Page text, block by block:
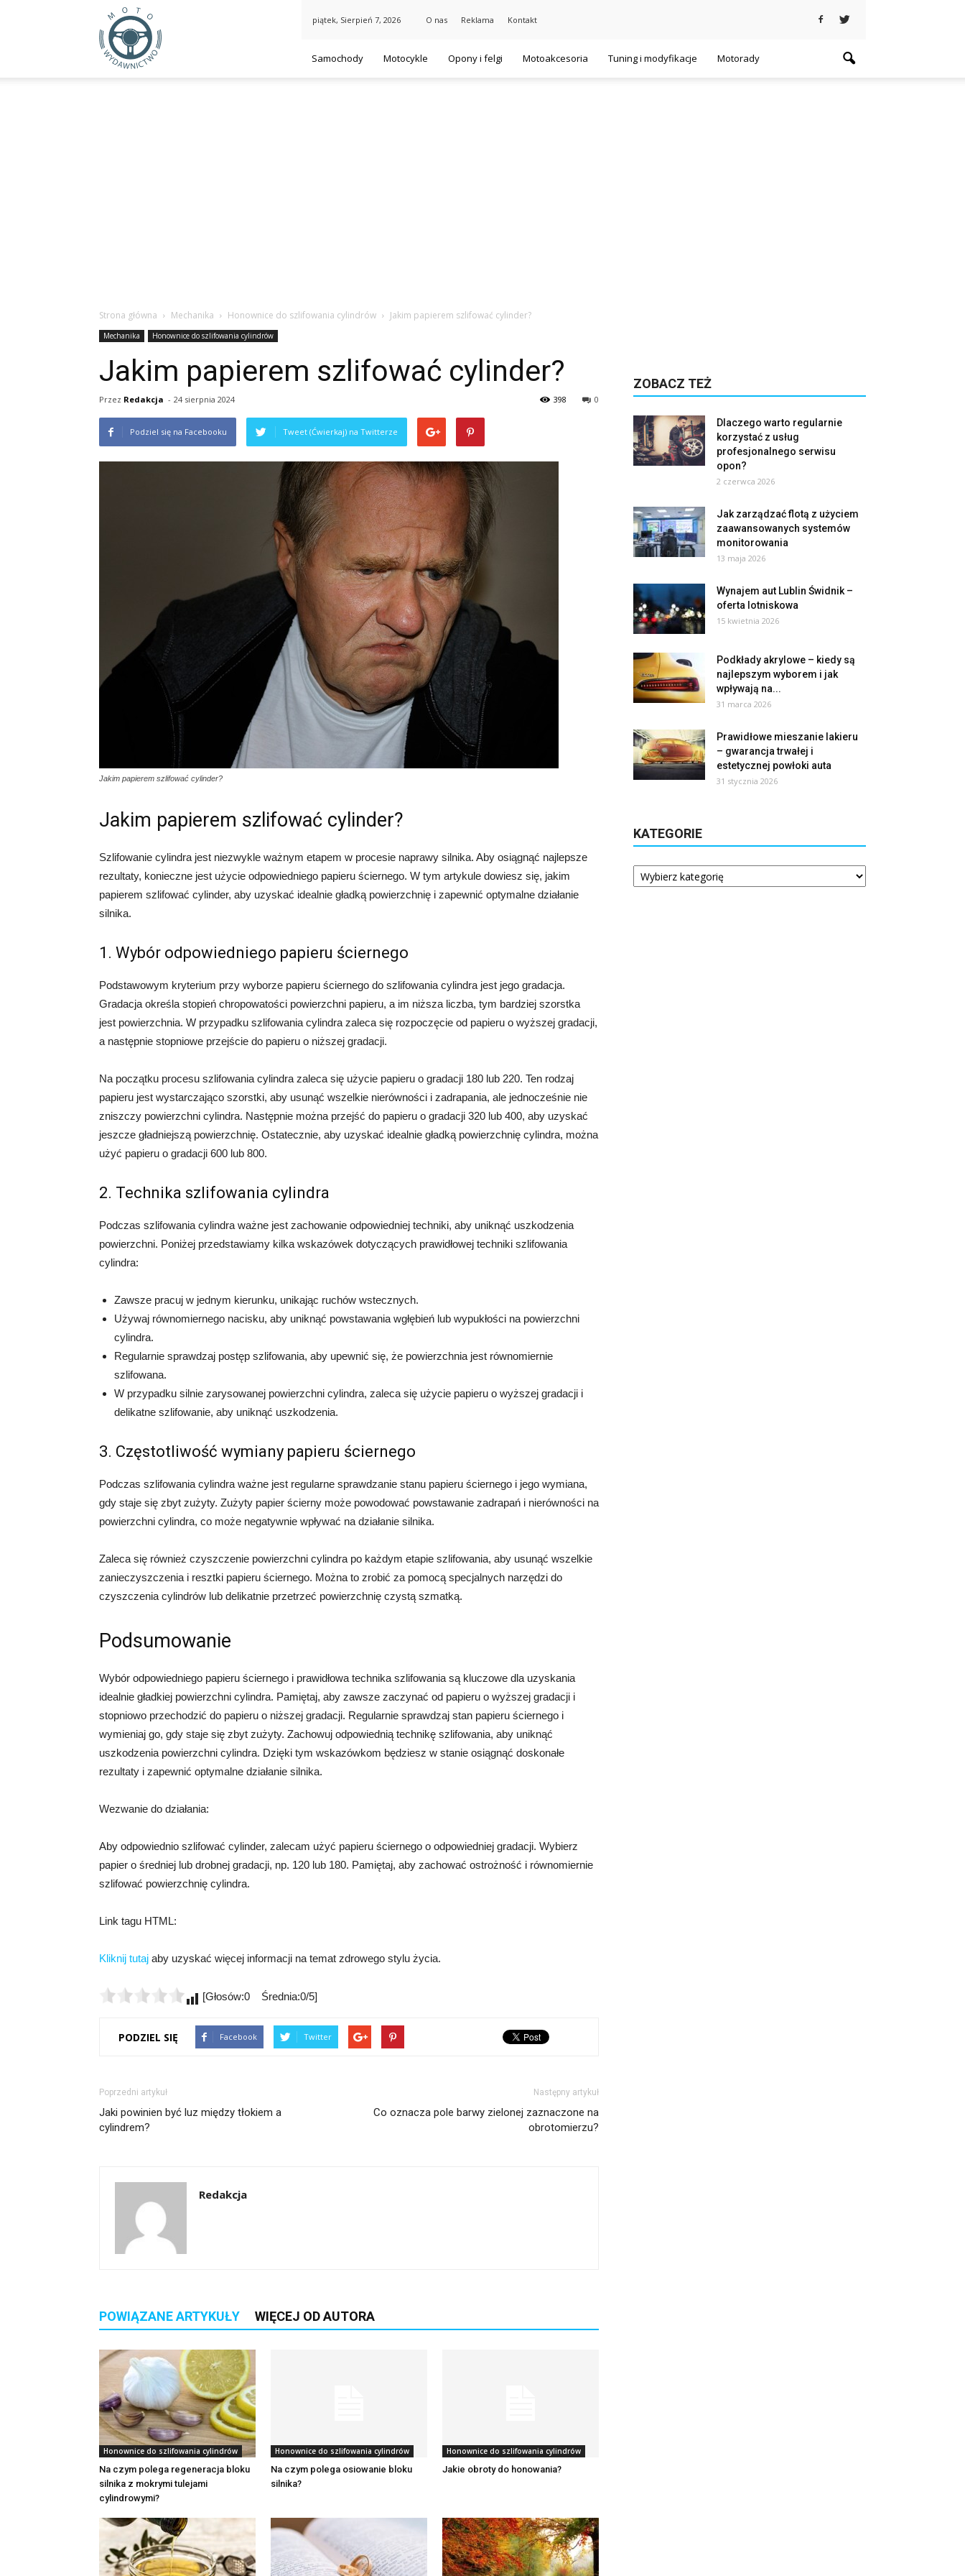
MotoWydawnictwo.pl
piątek, Sierpień 7, 2026 O nas Reklama Kontakt
Samochody Motocykle Opony i felgi Motoakcesoria Tuning i modyfikacje Motorady
Strona główna Mechanika Honownice do szlifowania cylindrów Jakim papierem szlifować cylinder?
Mechanika Honownice do szlifowania cylindrów
Jakim papierem szlifować cylinder?
Przez Redakcja - 24 sierpnia 2024 0
398
Podziel się na Facebooku Tweet (Ćwierkaj) na Twitterze
Jakim papierem szlifować cylinder?
Jakim papierem szlifować cylinder?
Szlifowanie cylindra jest niezwykle ważnym etapem w procesie naprawy silnika. Aby osiągnąć najlepsze
rezultaty, konieczne jest użycie odpowiedniego papieru ściernego. W tym artykule dowiesz się, jakim
papierem szlifować cylinder, aby uzyskać idealnie gładką powierzchnię i zapewnić optymalne działanie
silnika.
1. Wybór odpowiedniego papieru ściernego
Podstawowym kryterium przy wyborze papieru ściernego do szlifowania cylindra jest jego gradacja.
Gradacja określa stopień chropowatości powierzchni papieru, a im niższa liczba, tym bardziej szorstka
jest powierzchnia. W przypadku szlifowania cylindra zaleca się rozpoczęcie od papieru o wyższej gradacji,
a następnie stopniowe przejście do papieru o niższej gradacji.
Na początku procesu szlifowania cylindra zaleca się użycie papieru o gradacji 180 lub 220. Ten rodzaj
papieru jest wystarczająco szorstki, aby usunąć wszelkie nierówności i zadrapania, ale jednocześnie nie
zniszczy powierzchni cylindra. Następnie można przejść do papieru o gradacji 320 lub 400, aby uzyskać
jeszcze gładniejszą powierzchnię. Ostatecznie, aby uzyskać idealnie gładką powierzchnię cylindra, można
użyć papieru o gradacji 600 lub 800.
2. Technika szlifowania cylindra
Podczas szlifowania cylindra ważne jest zachowanie odpowiedniej techniki, aby uniknąć uszkodzenia
powierzchni. Poniżej przedstawiamy kilka wskazówek dotyczących prawidłowej techniki szlifowania
cylindra:
Zawsze pracuj w jednym kierunku, unikając ruchów wstecznych.
Używaj równomiernego nacisku, aby uniknąć powstawania wgłębień lub wypukłości na powierzchni
cylindra.
Regularnie sprawdzaj postęp szlifowania, aby upewnić się, że powierzchnia jest równomiernie
szlifowana.
W przypadku silnie zarysowanej powierzchni cylindra, zaleca się użycie papieru o wyższej gradacji i
delikatne szlifowanie, aby uniknąć uszkodzenia.
3. Częstotliwość wymiany papieru ściernego
Podczas szlifowania cylindra ważne jest regularne sprawdzanie stanu papieru ściernego i jego wymiana,
gdy staje się zbyt zużyty. Zużyty papier ścierny może powodować powstawanie zadrapań i nierówności na
powierzchni cylindra, co może negatywnie wpływać na działanie silnika.
Zaleca się również czyszczenie powierzchni cylindra po każdym etapie szlifowania, aby usunąć wszelkie
zanieczyszczenia i resztki papieru ściernego. Można to zrobić za pomocą specjalnych narzędzi do
czyszczenia cylindrów lub delikatnie przetrzeć powierzchnię czystą szmatką.
Podsumowanie
Wybór odpowiedniego papieru ściernego i prawidłowa technika szlifowania są kluczowe dla uzyskania
idealnie gładkiej powierzchni cylindra. Pamiętaj, aby zawsze zaczynać od papieru o wyższej gradacji i
stopniowo przechodzić do papieru o niższej gradacji. Regularnie sprawdzaj stan papieru ściernego i
wymieniaj go, gdy staje się zbyt zużyty. Zachowuj odpowiednią technikę szlifowania, aby uniknąć
uszkodzenia powierzchni cylindra. Dzięki tym wskazówkom będziesz w stanie osiągnąć doskonałe
rezultaty i zapewnić optymalne działanie silnika.
Wezwanie do działania:
Aby odpowiednio szlifować cylinder, zalecam użyć papieru ściernego o odpowiedniej gradacji. Wybierz
papier o średniej lub drobnej gradacji, np. 120 lub 180. Pamiętaj, aby zachować ostrożność i równomiernie
szlifować powierzchnię cylindra.
Link tagu HTML:
Kliknij tutaj aby uzyskać więcej informacji na temat zdrowego stylu życia.
[Głosów:0 Średnia:0/5]
PODZIEL SIĘ Facebook Twitter
Poprzedni artykuł
Jaki powinien być luz między tłokiem a
cylindrem?
Następny artykuł
Co oznacza pole barwy zielonej zaznaczone na
obrotomierzu?
Redakcja
POWIĄZANE ARTYKUŁY WIĘCEJ OD AUTORA
Honownice do szlifowania cylindrów
Na czym polega regeneracja bloku
silnika z mokrymi tulejami
cylindrowymi?
Honownice do szlifowania cylindrów
Na czym polega osiowanie bloku
silnika?
Honownice do szlifowania cylindrów
Jakie obroty do honowania?
ZOBACZ TEŻ
Dlaczego warto regularnie
korzystać z usług
profesjonalnego serwisu
opon?
2 czerwca 2026
Jak zarządzać flotą z użyciem
zaawansowanych systemów
monitorowania
13 maja 2026
Wynajem aut Lublin Świdnik –
oferta lotniskowa
15 kwietnia 2026
Podkłady akrylowe – kiedy są
najlepszym wyborem i jak
wpływają na...
31 marca 2026
Prawidłowe mieszanie lakieru
– gwarancja trwałej i
estetycznej powłoki auta
31 stycznia 2026
KATEGORIE
Kategorie